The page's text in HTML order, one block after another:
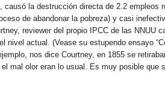
causó la destrucción directa de 2.2 empleos
de abandonar la pobreza) y casi
reviewer del propio IPCC de las
nivel actual. (Vease su estupendo ensayo
nos dice Courtney, en 1855 se
mal olor eran lo usual. Es muy posible que